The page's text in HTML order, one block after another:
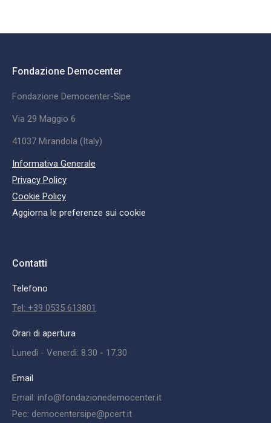
Fondazione Democenter
Fondazione Democenter-Sipe
Via 29 Maggio 6
41037 Mirandola (Italy)
Informativa Generale
Privacy Policy
Cookie Policy
Aggiorna le preferenze sui cookie
Contatti
Telefono
Tel: +39 0535 613801
Orari di apertura
Lunedì - Venerdì: 8.30 - 17.30
Email
Email: info@fondazionedemocenter.it
Pec: democentersipe@pcert.it